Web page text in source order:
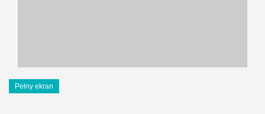
Pełny ekran